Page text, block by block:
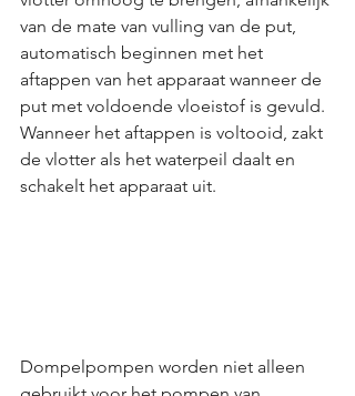
van de mate van vulling van de put,
automatisch beginnen met het
aftappen van het apparaat wanneer de
put met voldoende vloeistof is gevuld.
Wanneer het aftappen is voltooid, zakt
de vlotter als het waterpeil daalt en
schakelt het apparaat uit.
Dompelpompen worden niet alleen